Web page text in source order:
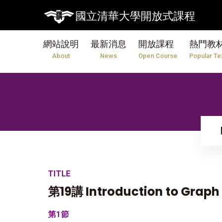
國立清華大學開放式課程
網站說明
About
最新消息
News
開放課程
Open Course
熱門教
Popular
TITLE
第19講 Introduction to
第1節